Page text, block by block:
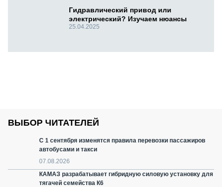
Гидравлический привод или
электрический? Изучаем нюансы
25.04.2025
ВЫБОР ЧИТАТЕЛЕЙ
С 1 сентября изменятся правила перевозки пассажиров
автобусами и такси
07.08.2026
КАМАЗ разрабатывает гибридную силовую установку для
тягачей семейства К6